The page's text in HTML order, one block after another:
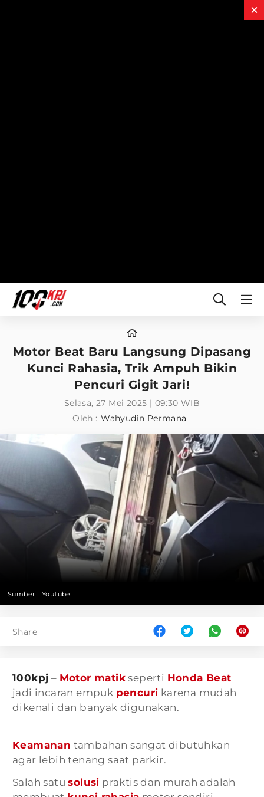
Motor Beat Baru Langsung Dipasang
Kunci Rahasia, Trik Ampuh Bikin
Pencuri Gigit Jari!
Selasa, 27 Mei 2025 | 09:30 WIB
Oleh : Wahyudin Permana
Sumber : YouTube
Share
100kpj – Motor matik seperti Honda Beat
jadi incaran empuk pencuri karena mudah
dikenali dan banyak digunakan.
Keamanan tambahan sangat dibutuhkan
agar lebih tenang saat parkir.
Salah satusolusi praktis dan murah adalah